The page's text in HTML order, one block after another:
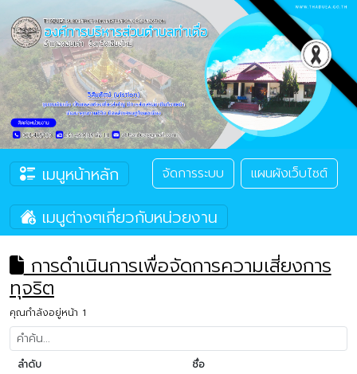
เมนูหน้าหลัก จัดการระบบ แผนผังเว็บไซต์
เมนูต่างๆเกี่ยวกับหน่วยงาน
การดำเนินการเพื่อจัดการความเสี่ยงการ
ทุจริต
คุณกำลังอยู่หน้า 1
ลำดับ
ชื่อ